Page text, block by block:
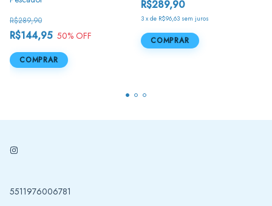
R$144,95
R$289,90
50% OFF
COMPRAR
R$289,90
3 x de R$96,63 sem juros
COMPRAR
5511976006781